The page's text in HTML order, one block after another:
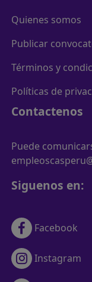
Quienes somos
Publicar
Términos y
Políticas de
Contactenos
Puede
Siguenos en:
Facebook
Instagram